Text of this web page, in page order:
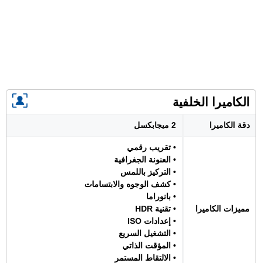
الكاميرا الخلفية
دقة الكاميرا 2 ميجابكسل
مميزات الكاميرا
• تقريب رقمي
• العنونة الجغرافية
• التركيز باللمس
• كشف الوجوه والابتسامات
• بانوراما
• تقنية HDR
• إعدادات ISO
• التشغيل السريع
• المؤقت الذاتي
• الالتقاط المستمر